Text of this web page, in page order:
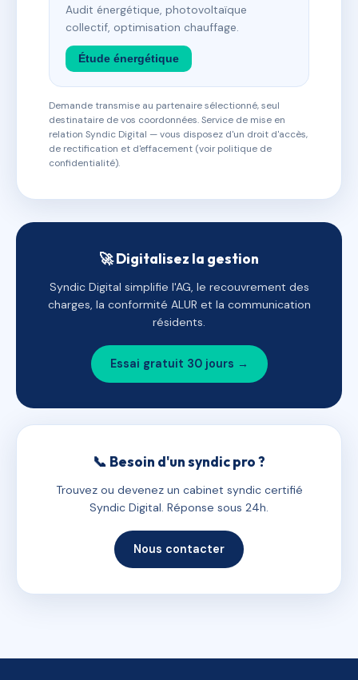
Audit énergétique, photovoltaïque
collectif, optimisation chauffage.
Étude énergétique
Demande transmise au partenaire sélectionné, seul
destinataire de vos coordonnées. Service de mise en
relation Syndic Digital — vous disposez d'un droit d'accès,
de rectification et d'effacement (voir politique de
confidentialité).
🚀 Digitalisez la gestion
Syndic Digital simplifie l'AG, le recouvrement des
charges, la conformité ALUR et la communication
résidents.
Essai gratuit 30 jours →
📞 Besoin d'un syndic pro ?
Trouvez ou devenez un cabinet syndic certifié
Syndic Digital. Réponse sous 24h.
Nous contacter